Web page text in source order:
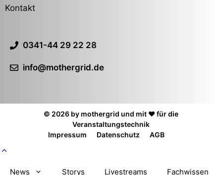
Kontakt
0341-44 29 22 28
info@mothergrid.de
© 2026 by mothergrid und mit ❤️ für die
Veranstaltungstechnik
Impressum
Datenschutz AGB
News Storys Livestreams Fachwissen